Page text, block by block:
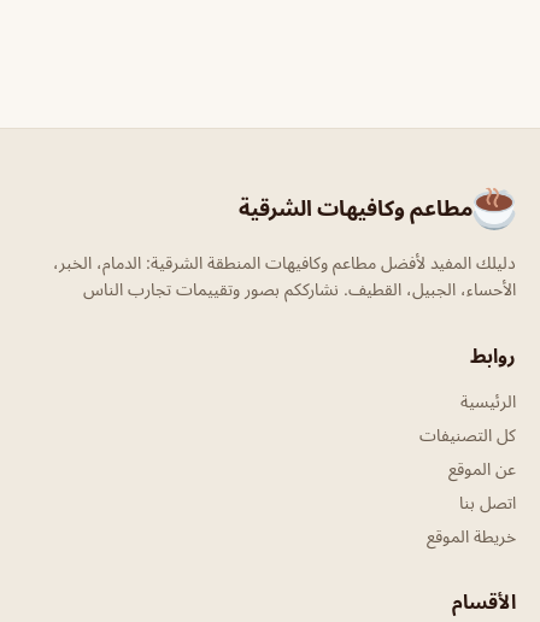
مطاعم وكافيهات الشرقية
دليلك المفيد لأفضل مطاعم وكافيهات المنطقة الشرقية: الدمام، الخبر،
الأحساء، الجبيل، القطيف. نشارككم بصور وتقييمات تجارب الناس
روابط
الرئيسية
كل التصنيفات
عن الموقع
اتصل بنا
خريطة الموقع
الأقسام